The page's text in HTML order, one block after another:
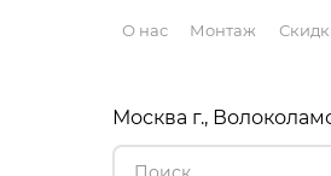
О нас Монтаж
Москва г.,